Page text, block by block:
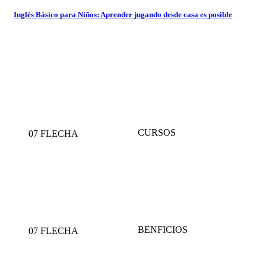
Inglés Básico para Niños: Aprender jugando desde casa es posible
07 FLECHA CURSOS
07 FLECHA BENFICIOS